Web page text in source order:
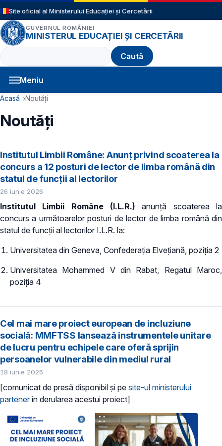
Sari la conținutul principal
Site oficial al Ministerului Educației și Cercetării
GUVERNUL ROMÂNIEI
MINISTERUL EDUCAȚIEI ȘI CERCETĂRII
Caută
Meniu
Navigație principală
Cale de navigare
Acasă Noutăți
Noutăți
Institutul Limbii Române: Anunț privind scoaterea la
concurs a 12 posturi de lector de limba română din
statul de funcții al lectorilor
26 iunie 2026
Institutul Limbii Române (I.L.R.)anunță scoaterea la
concurs a următoarelor posturi de lector de limba română din
statul de funcții al lectorilor I.L.R. la:
Universitatea din Geneva, Confederația Elvețiană, poziția 2
Universitatea Mohammed V din Rabat, Regatul Maroc,
poziția 4
Cel mai mare proiect european de incluziune
socială: MMFTSS lansează instrumentele unitare
de lucru pentru echipele care oferă sprijin
persoanelor vulnerabile din mediul rural
18 iunie 2026
[comunicat de presă disponibil și pe site-ul ministerului
partenerîn derularea acestui proiect]